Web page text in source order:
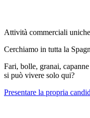
Attività commerciali uniche
Cerchiamo in tutta la
Fari, bolle, granai,
si può vivere solo qui?
Presentare la propria